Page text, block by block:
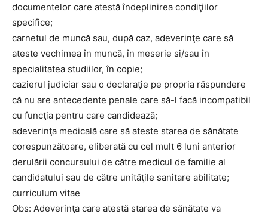
documentelor care atestă îndeplinirea condiţiilor
specifice;
carnetul de muncă sau, după caz, adeverinţe care să
ateste vechimea în muncă, în meserie si/sau în
specialitatea studiilor, în copie;
cazierul judiciar sau o declaraţie pe propria răspundere
că nu are antecedente penale care să-l facă incompatibil
cu funcţia pentru care candidează;
adeverinţa medicală care să ateste starea de sănătate
corespunzătoare, eliberată cu cel mult 6 luni anterior
derulării concursului de către medicul de familie al
candidatului sau de către unităţile sanitare abilitate;
curriculum vitae
Obs: Adeverinţa care atestă starea de sănătate va